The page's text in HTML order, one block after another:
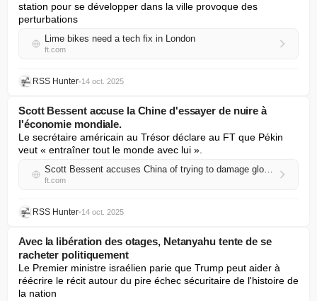
station pour se développer dans la ville provoque des
perturbations
Lime bikes need a tech fix in London
ft.com
RSS Hunter•14 oct. 2025
Scott Bessent accuse la Chine d'essayer de nuire à
l'économie mondiale.
Le secrétaire américain au Trésor déclare au FT que Pékin
veut « entraîner tout le monde avec lui ».
Scott Bessent accuses China of trying to damage global economy
ft.com
RSS Hunter•14 oct. 2025
Avec la libération des otages, Netanyahu tente de se
racheter politiquement
Le Premier ministre israélien parie que Trump peut aider à
réécrire le récit autour du pire échec sécuritaire de l'histoire de
la nation